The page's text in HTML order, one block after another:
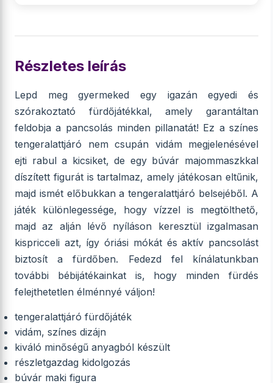
Részletes leírás
Lepd meg gyermeked egy igazán egyedi és
szórakoztató fürdőjátékkal, amely garantáltan
feldobja a pancsolás minden pillanatát! Ez a színes
tengeralattjáró nem csupán vidám megjelenésével
ejti rabul a kicsiket, de egy búvár majommaszkkal
díszített figurát is tartalmaz, amely játékosan eltűnik,
majd ismét előbukkan a tengeralattjáró belsejéből. A
játék különlegessége, hogy vízzel is megtölthető,
majd az alján lévő nyíláson keresztül izgalmasan
kispricceli azt, így óriási mókát és aktív pancsolást
biztosít a fürdőben. Fedezd fel kínálatunkban
további bébijátékainkat is, hogy minden fürdés
felejthetetlen élménnyé váljon!
tengeralattjáró fürdőjáték
vidám, színes dizájn
kiváló minőségű anyagból készült
részletgazdag kidolgozás
búvár maki figura